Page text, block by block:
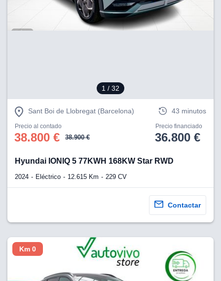
1 / 32
Sant Boi de Llobregat (Barcelona) 43 minutos
Precio al contado
38.800 € 38.900 €
Precio financiado
36.800 €
Hyundai IONIQ 5 77KWH 168KW Star RWD
2024 Eléctrico 12.615 Km 229 CV
Contactar
Km 0